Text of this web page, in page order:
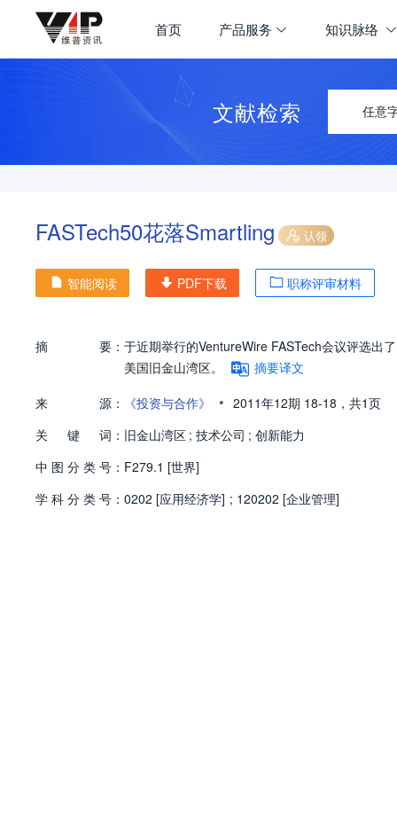
首页 产品服务 知识脉络
文献检索 任意
FASTech50花落Smartling 认领
智能阅读 PDF下载 职称评审材料
摘 要： 于近期举行的VentureWire FASTech会议评选出
美国旧金山湾区。
摘要译文
来
源： 《投资与合作》 • 2011年12期 18-18， 共1页
关
键 词： 旧金山湾区 ; 技术公司 ; 创新能力
中 图 分 类 号： F279.1 [世界]
学 科 分 类 号： 0202 [应用经济学] ; 120202 [企业管理]